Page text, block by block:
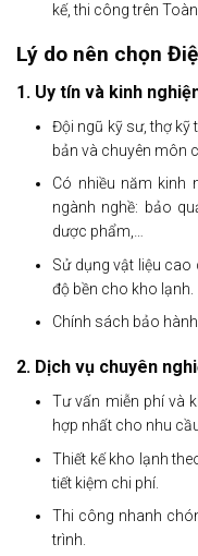
kế, thi công trên Toàn
Lý do nên chọn
1. Uy tín và kinh
Đội ngũ kỹ sư, thợ kỹ
bản và chuyên môn
Có nhiều năm kinh
ngành nghề: bảo
dược phẩm,…
Sử dụng vật liệu
độ bền cho kho lạnh.
Chính sách bảo hành
2. Dịch vụ chuyên
Tư vấn miễn phí và
hợp nhất cho nhu
Thiết kế kho lạnh
tiết kiệm chi phí.
Thi công nhanh
trình.